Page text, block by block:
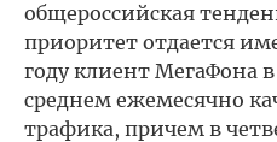
общероссийская
приоритет отдается
году клиент МегаФона
среднем ежемесячно
трафика, причем в